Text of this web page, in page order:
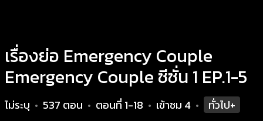
เรื่องย่อ Emergency Couple
Emergency Couple ซีซั่น 1 EP.1-5
ไม่ระบุ • 537 ตอน • ตอนที่ 1-18 • เข้าชม 4 • ทั่วไป+